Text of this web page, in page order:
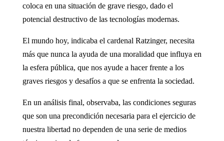
coloca en una situación de grave riesgo, dado el
potencial destructivo de las tecnologías modernas.
El mundo hoy, indicaba el cardenal Ratzinger, necesita
más que nunca la ayuda de una moralidad que influya en
la esfera pública, que nos ayude a hacer frente a los
graves riesgos y desafíos a que se enfrenta la sociedad.
En un análisis final, observaba, las condiciones seguras
que son una precondición necesaria para el ejercicio de
nuestra libertad no dependen de una serie de medios